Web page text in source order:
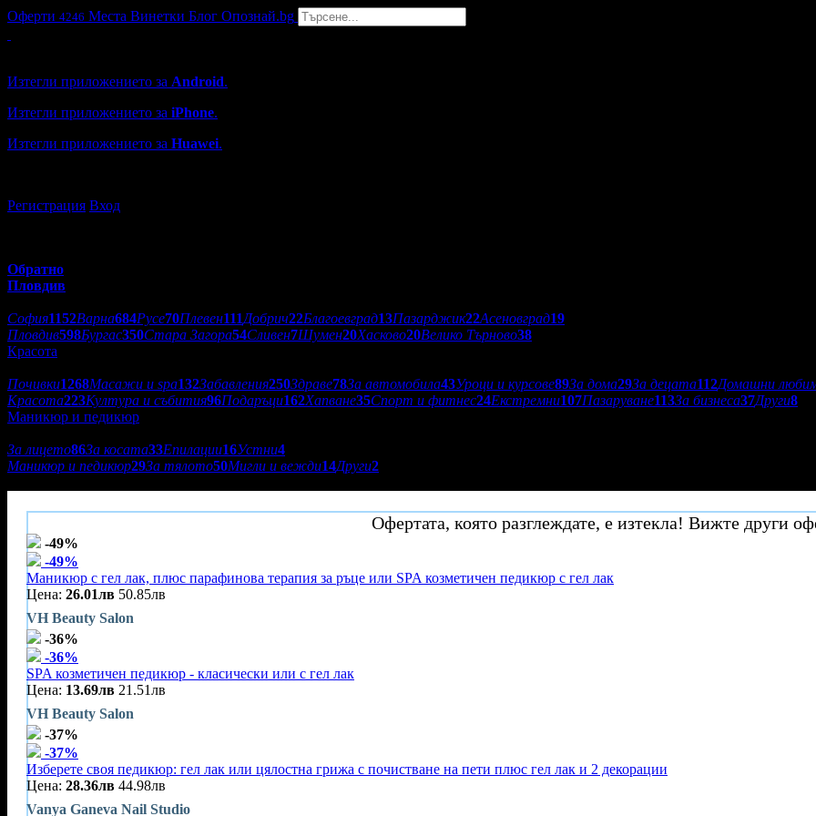
Оферти 4246 Места Винетки Блог Опознай.bg
Изтегли приложението за Android.
Изтегли приложението за iPhone.
Изтегли приложението за Huawei.
Регистрация Вход
Обратно
Пловдив
София1152Варна684Русе70Плевен111Добрич22Благоевград13Пазарджик22Асеновград19
Пловдив598Бургас350Стара Загора54Сливен7Шумен20Хасково20Велико Търново38
Красота
Почивки1268Масажи и spa132Забавления250Здраве78За автомобила43Уроци и курсове89За дома29За децата112Домашни
Красота223Култура и събития96Подаръци162Хапване35Спорт и фитнес24Екстремни107Пазаруване113За бизнеса37Други8
Маникюр и педикюр
За лицето86За косата33Епилации16Устни4
Маникюр и педикюр29За тялото50Мигли и вежди14Други2
Офертата, която разглеждате, е изтекла! Вижте други
-49%
-49%
Маникюр с гел лак, плюс парафинова терапия за ръце или SPA козметичен педикюр с гел лак
Цена: 26.01лв 50.85лв
VH Beauty Salon
-36%
-36%
SPA козметичен педикюр - класически или с гел лак
Цена: 13.69лв 21.51лв
VH Beauty Salon
-37%
-37%
Изберете своя педикюр: гел лак или цялостна грижа с почистване на пети плюс гел лак и 2 декорации
Цена: 28.36лв 44.98лв
Vanya Ganeva Nail Studio